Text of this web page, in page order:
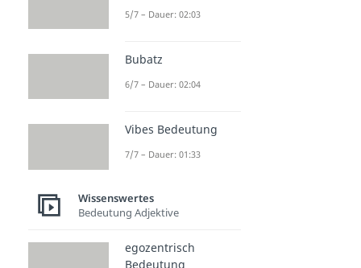
5/7 – Dauer: 02:03
Bubatz
6/7 – Dauer: 02:04
Vibes Bedeutung
7/7 – Dauer: 01:33
Wissenswertes
Bedeutung Adjektive
egozentrisch
Bedeutung